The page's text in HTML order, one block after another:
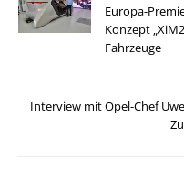
Europa-
Konzept
Fahrzeuge
Interview mit Opel-Chef